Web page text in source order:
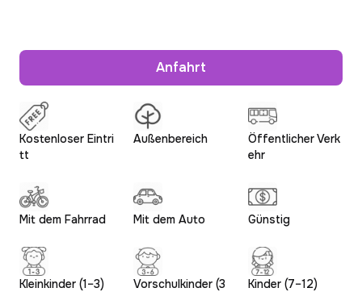
Kostenloser Eintri
tt
Außenbereich
Öffentlicher Verk
ehr
Mit dem Fahrrad Mit dem Auto Günstig
Kleinkinder (1–3)
Vorschulkinder (3
Kinder (7–12)
Anfahrt